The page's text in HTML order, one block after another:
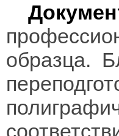
образца.